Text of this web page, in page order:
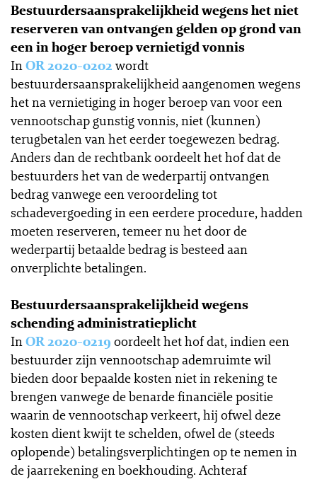
Bestuurdersaansprakelijkheid wegens het niet
reserveren van ontvangen gelden op grond van
een in hoger beroep vernietigd vonnis
InOR 2020-0202 wordt
bestuurdersaansprakelijkheid aangenomen wegens
het na vernietiging in hoger beroep van voor een
vennootschap gunstig vonnis, niet (kunnen)
terugbetalen van het eerder toegewezen bedrag.
Anders dan de rechtbank oordeelt het hof dat de
bestuurders het van de wederpartij ontvangen
bedrag vanwege een veroordeling tot
schadevergoeding in een eerdere procedure, hadden
moeten reserveren, temeer nu het door de
wederpartij betaalde bedrag is besteed aan
onverplichte betalingen.
Bestuurdersaansprakelijkheid wegens
schending administratieplicht
InOR 2020-0219 oordeelt het hof dat, indien een
bestuurder zijn vennootschap ademruimte wil
bieden door bepaalde kosten niet in rekening te
brengen vanwege de benarde financiële positie
waarin de vennootschap verkeert, hij ofwel deze
kosten dient kwijt te schelden, ofwel de (steeds
oplopende) betalingsverplichtingen op te nemen in
de jaarrekening en boekhouding. Achteraf